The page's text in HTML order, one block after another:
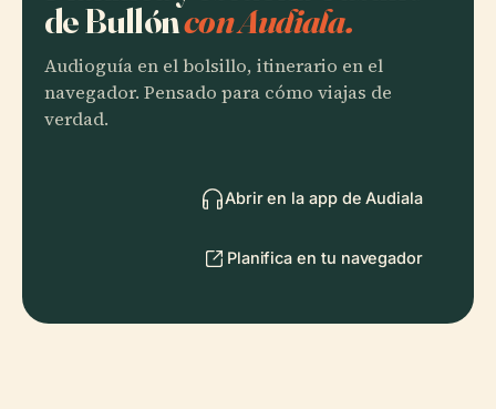
de Bullóncon Audiala.
Audioguía en el bolsillo, itinerario en el
navegador. Pensado para cómo viajas de
verdad.
Abrir en la app de Audiala
Planifica en tu navegador